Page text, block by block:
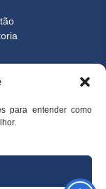
para entender como
| Desenvolvido